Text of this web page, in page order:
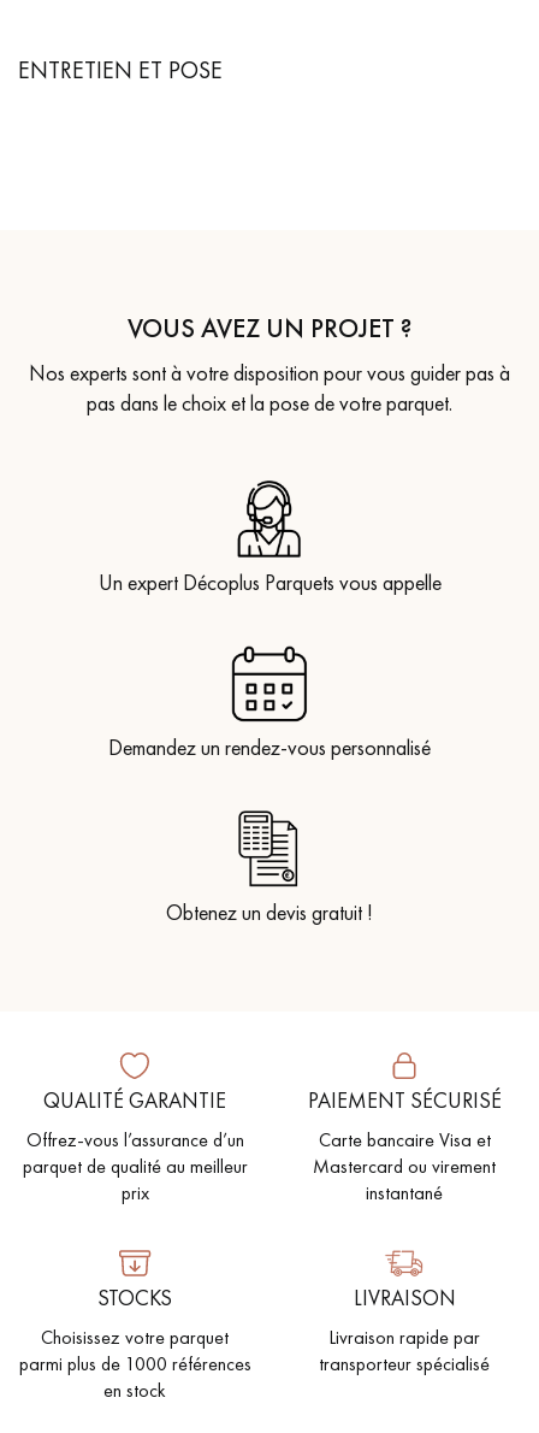
ENTRETIEN ET POSE
VOUS AVEZ UN PROJET ?
Nos experts sont à votre disposition pour vous guider pas à
pas dans le choix et la pose de votre parquet.
Un expert Décoplus Parquets vous appelle
Demandez un rendez-vous personnalisé
Obtenez un devis gratuit !
QUALITÉ GARANTIE
Offrez-vous l’assurance d’un
parquet de qualité au meilleur
prix
PAIEMENT SÉCURISÉ
Carte bancaire Visa et
Mastercard ou virement
instantané
STOCKS
Choisissez votre parquet
parmi plus de 1000 références
en stock
LIVRAISON
Livraison rapide par
transporteur spécialisé